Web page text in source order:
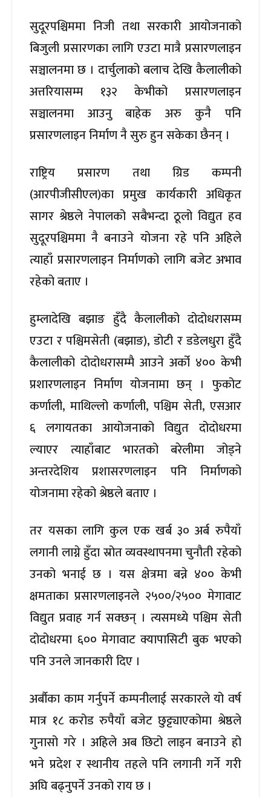
सुदूरपश्चिममा निजी तथा सरकारी आयोजनाको
बिजुली प्रसारणका लागि एउटा मात्रै प्रसारणलाइन
सञ्चालनमा छ । दार्चुलाको बलाच देखि कैलालीको
अत्तरियासम्म १३२ केभीको प्रसारणलाइन
सञ्चालनमा आउनु बाहेक अरु कुनै पनि
प्रसारणलाइन निर्माण नै सुरु हुन सकेका छैनन् ।
राष्ट्रिय प्रसारण तथा ग्रिड कम्पनी
(आरपीजीसीएल)का प्रमुख कार्यकारी अधिकृत
सागर श्रेष्ठले नेपालको सबैभन्दा ठूलो विद्युत हव
सुदूरपश्चिममा नै बनाउने योजना रहे पनि अहिले
त्याहाँ प्रसारणलाइन निर्माणको लागि बजेट अभाव
रहेको बताए ।
हुम्लादेखि बझाङ हुँदै कैलालीको दोदोधरासम्म
एउटा र पश्चिमसेती (बझाङ), डोटी र डडेलधुरा हुँदै
कैलालीको दोदोधरासम्मै आउने अर्को ४०० केभी
प्रशारणलाइन निर्माण योजनामा छन् । फुकोट
कर्णाली, माथिल्लो कर्णाली, पश्चिम सेती, एसआर
६ लगायतका आयोजनाको विद्युत दोदोधरमा
ल्याएर त्याहाँबाट भारतको बरेलीमा जोड्ने
अन्तरदेशिय प्रशासरणलाइन पनि निर्माणको
योजनामा रहेको श्रेष्ठले बताए ।
तर यसका लागि कुल एक खर्ब ३० अर्ब रुपैयाँ
लगानी लाग्ने हुँदा स्रोत व्यवस्थापनमा चुनौती रहेको
उनको भनाई छ । यस क्षेत्रमा बन्ने ४०० केभी
क्षमताका प्रसारणलाइनले २५००/२५०० मेगावाट
विद्युत प्रवाह गर्न सक्छन् । त्यसमध्ये पश्चिम सेती
दोदोधरमा ६०० मेगावाट क्यापासिटी बुक भएको
पनि उनले जानकारी दिए ।
अर्बौका काम गर्नुपर्ने कम्पनीलाई सरकारले यो वर्ष
मात्र १८ करोड रुपैयाँ बजेट छुट्ट्याएकोमा श्रेष्ठले
गुनासो गरे । अहिले अब छिटो लाइन बनाउने हो
भने प्रदेश र स्थानीय तहले पनि लगानी गर्ने गरी
अघि बढ्नुपर्ने उनको राय छ ।